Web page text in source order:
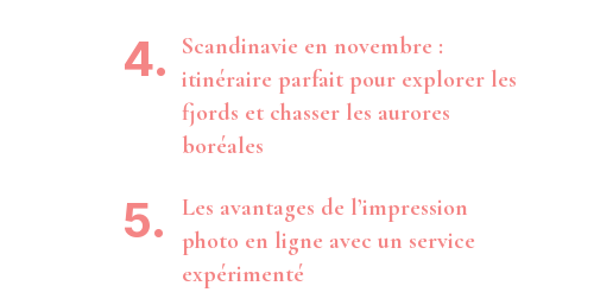
Scandinavie en novembre :
itinéraire parfait pour explorer les
fjords et chasser les aurores
boréales
Les avantages de l’impression
photo en ligne avec un service
expérimenté